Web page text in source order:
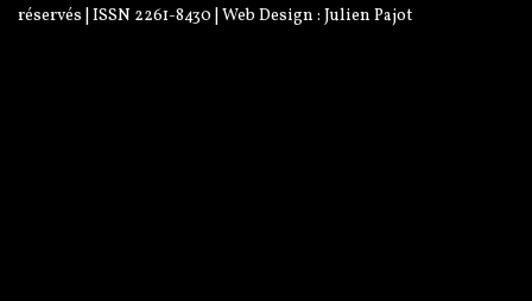
réservés | ISSN 2261-8430 | Web Design : Julien Pajot